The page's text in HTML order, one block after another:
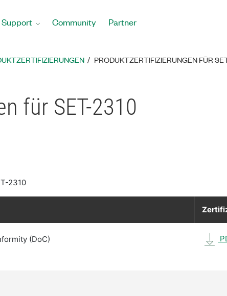
Support Community Partner
PRODUKTZERTIFIZIERUNGEN FÜR
für SET-2310
2310
(DoC)